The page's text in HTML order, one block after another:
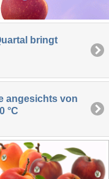
bringt
angesichts von
°C